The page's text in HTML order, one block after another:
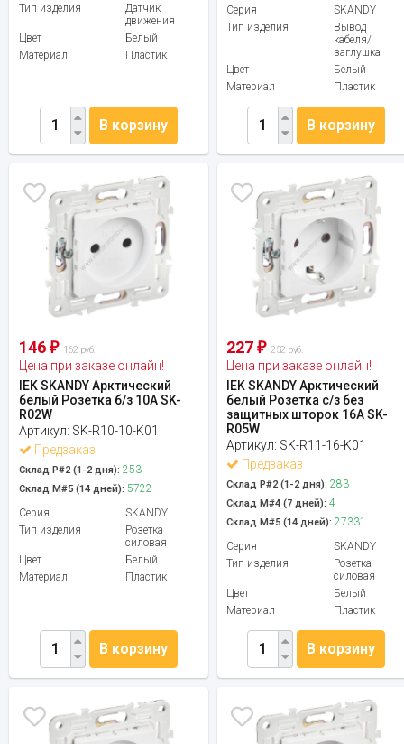
Тип изделия
Датчик
движения
Цвет
Белый
Материал
Пластик
В корзину
Серия
SKANDY
Тип изделия
Вывод
кабеля/
заглушка
Цвет
Белый
Материал
Пластик
В корзину
146 ₽ 162 руб.
Цена при заказе онлайн!
IEK SKANDY Арктический
белый Розетка б/з 10А SK-
R02W
Артикул: SK-R10-10-K01
Предзаказ
Склад Р#2 (1-2 дня): 253
Склад М#5 (14 дней): 5722
Серия
SKANDY
Тип изделия
Розетка
силовая
Цвет
Белый
Материал
Пластик
В корзину
227₽ 252 руб.
Цена при заказе онлайн!
IEK SKANDY Арктический
белый Розетка с/з без
защитных шторок 16А SK-
R05W
Артикул: SK-R11-16-K01
Предзаказ
Склад Р#2 (1-2 дня): 283
Склад М#4 (7 дней): 4
Склад М#5 (14 дней): 27331
Серия
SKANDY
Тип изделия
Розетка
силовая
Цвет
Белый
Материал
Пластик
В корзину